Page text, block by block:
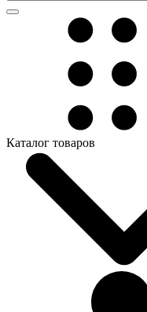
Каталог товаров